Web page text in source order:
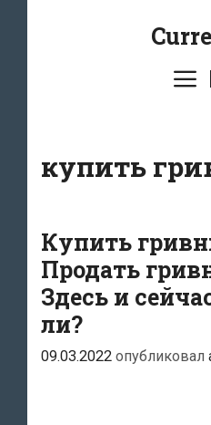
купить
Купить
Продать
Здесь и
ли?
09.03.2022 опубликовал